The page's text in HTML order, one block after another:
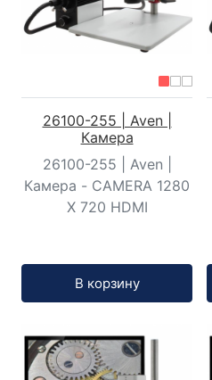
26100-255 | Aven |
Камера
26100-255 | Aven |
Камера - CAMERA 1280
X 720 HDMI
В корзину